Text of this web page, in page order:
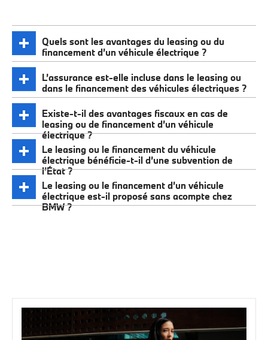
Quels sont les avantages du leasing ou du
financement d’un véhicule électrique ?
L’assurance est-elle incluse dans le leasing ou
dans le financement des véhicules électriques ?
Existe-t-il des avantages fiscaux en cas de
leasing ou de financement d’un véhicule
électrique ?
Le leasing ou le financement du véhicule
électrique bénéficie-t-il d’une subvention de
l’État ?
Le leasing ou le financement d’un véhicule
électrique est-il proposé sans acompte chez
BMW ?